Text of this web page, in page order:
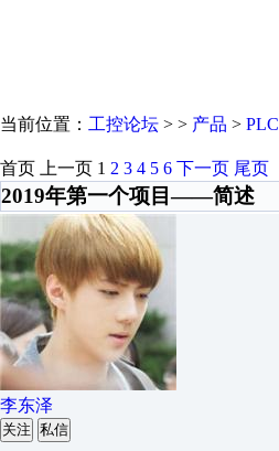
当前位置： 工控论坛 > > 产品 > PLC
首页 上一页 1 2 3 4 5 6 下一页 尾页
2019年第一个项目——简述
李东泽
关注 私信